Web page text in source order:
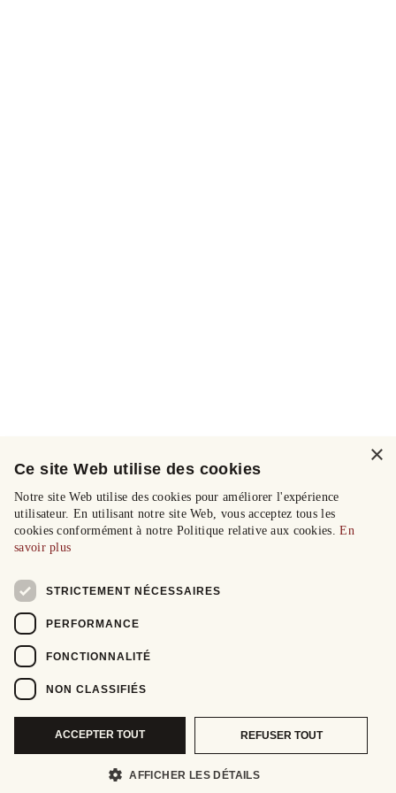
×
Ce site Web utilise des cookies
Notre site Web utilise des cookies pour améliorer l'expérience
utilisateur. En utilisant notre site Web, vous acceptez tous les
cookies conformément à notre Politique relative aux cookies.En
savoir plus
STRICTEMENT NÉCESSAIRES
PERFORMANCE
FONCTIONNALITÉ
NON CLASSIFIÉS
ACCEPTER TOUT REFUSER TOUT
AFFICHER LES DÉTAILS